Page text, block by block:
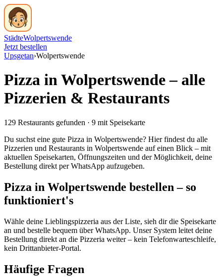
StädteWolpertswende
Jetzt bestellen
Upsgetan›Wolpertswende
Pizza inWolpertswende– alle
Pizzerien & Restaurants
129 Restaurants gefunden · 9 mit Speisekarte
Du suchst eine gute Pizza in Wolpertswende? Hier findest du alle
Pizzerien und Restaurants in Wolpertswende auf einen Blick – mit
aktuellen Speisekarten, Öffnungszeiten und der Möglichkeit, deine
Bestellung direkt per WhatsApp aufzugeben.
Pizza in Wolpertswende bestellen – so
funktioniert's
Wähle deine Lieblingspizzeria aus der Liste, sieh dir die Speisekarte
an und bestelle bequem über WhatsApp. Unser System leitet deine
Bestellung direkt an die Pizzeria weiter – kein Telefonwarteschleife,
kein Drittanbieter-Portal.
Häufige Fragen